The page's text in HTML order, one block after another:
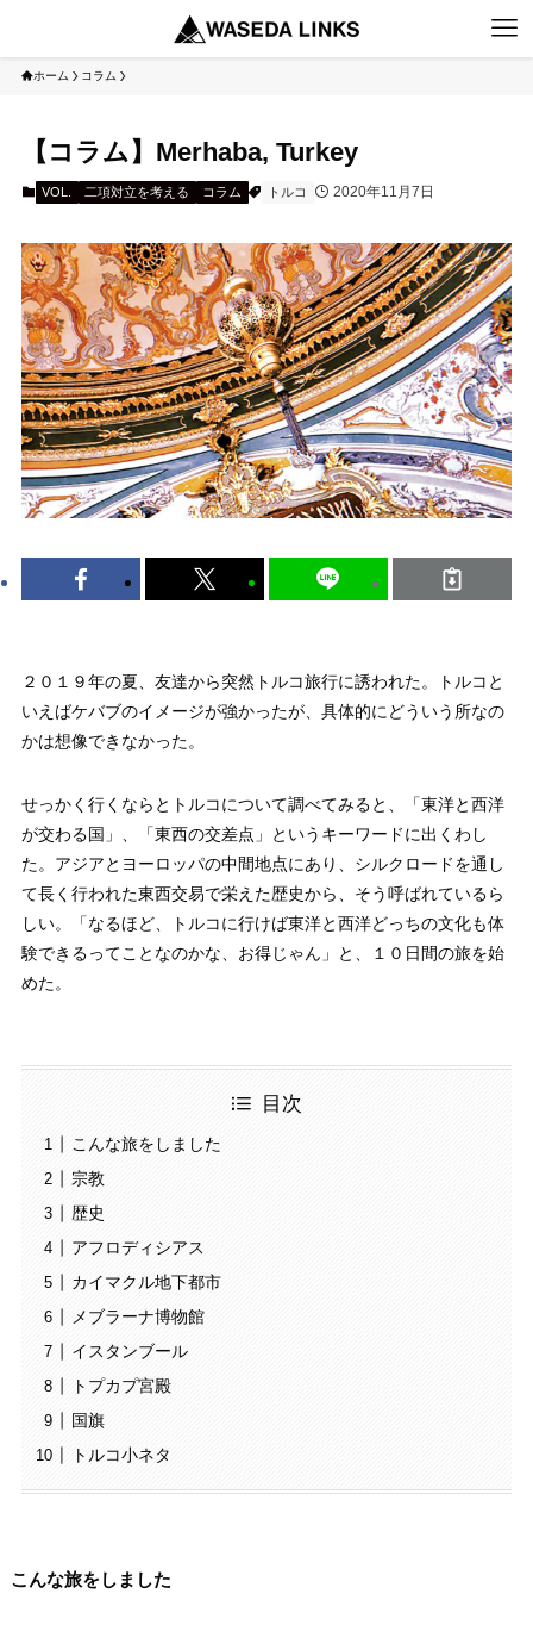
ホーム コラム
【コラム】Merhaba, Turkey
VOL. 二項対立を考える コラム トルコ 2020年11月7日
２０１９年の夏、友達から突然トルコ旅行に誘われた。トルコと
いえばケバブのイメージが強かったが、具体的にどういう所なの
かは想像できなかった。
せっかく行くならとトルコについて調べてみると、「東洋と西洋
が交わる国」、「東西の交差点」というキーワードに出くわし
た。アジアとヨーロッパの中間地点にあり、シルクロードを通し
て長く行われた東西交易で栄えた歴史から、そう呼ばれているら
しい。「なるほど、トルコに行けば東洋と西洋どっちの文化も体
験できるってことなのかな、お得じゃん」と、１０日間の旅を始
めた。
目次
こんな旅をしました
宗教
歴史
アフロディシアス
カイマクル地下都市
メブラーナ博物館
イスタンブール
トプカプ宮殿
国旗
トルコ小ネタ
こんな旅をしました